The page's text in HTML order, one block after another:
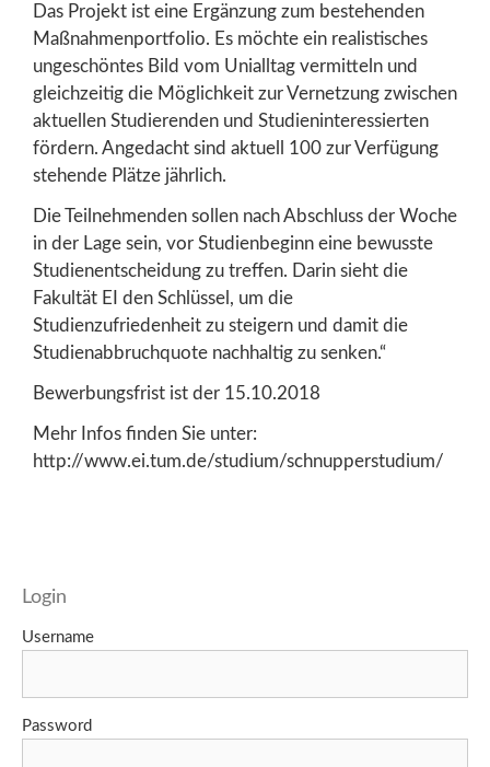
Das Projekt ist eine Ergänzung zum bestehenden
Maßnahmenportfolio. Es möchte ein realistisches
ungeschöntes Bild vom Unialltag vermitteln und
gleichzeitig die Möglichkeit zur Vernetzung zwischen
aktuellen Studierenden und Studien­interessierten
fördern. Angedacht sind aktuell 100 zur Verfügung
stehende Plätze jährlich.
Die Teilnehmenden sollen nach Abschluss der Woche
in der Lage sein, vor Studienbeginn eine bewusste
Studienentscheidung zu treffen. Darin sieht die
Fakultät EI den Schlüssel, um die
Studienzufriedenheit zu steigern und damit die
Studienabbruchquote nachhaltig zu senken.“
Bewerbungsfrist ist der 15.10.2018
Mehr Infos finden Sie unter:
http://www.ei.tum.de/studium/schnupperstudium/
Login
Username
Password